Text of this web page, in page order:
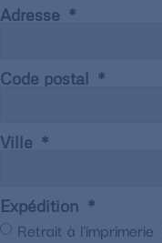
Adresse
Code postal
Ville
Expédition
Retrait à l'imprimerie